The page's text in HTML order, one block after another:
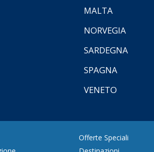
MALTA
NORVEGIA
SARDEGNA
SPAGNA
VENETO
Offerte Speciali